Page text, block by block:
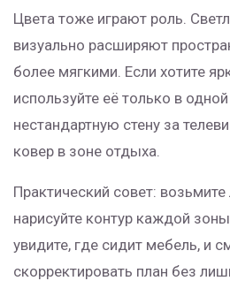
Цвета тоже играют роль.
визуально расширяют
более мягкими. Если хотите
используйте её только в
нестандартную стену за
ковер в зоне отдыха.
Практический совет:
нарисуйте контур каждой
увидите, где сидит мебель, и
скорректировать план без